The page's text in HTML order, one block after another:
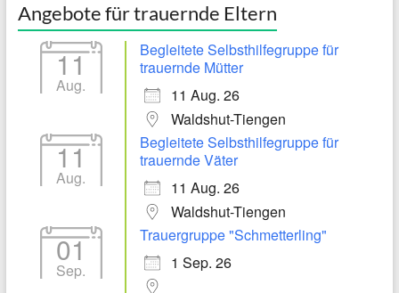
Angebote für trauernde Eltern
11
Aug.
Begleitete Selbsthilfegruppe für
trauernde Mütter
11 Aug. 26
Waldshut-Tiengen
11
Aug.
Begleitete Selbsthilfegruppe für
trauernde Väter
11 Aug. 26
Waldshut-Tiengen
01
Sep.
Trauergruppe "Schmetterling"
1 Sep. 26